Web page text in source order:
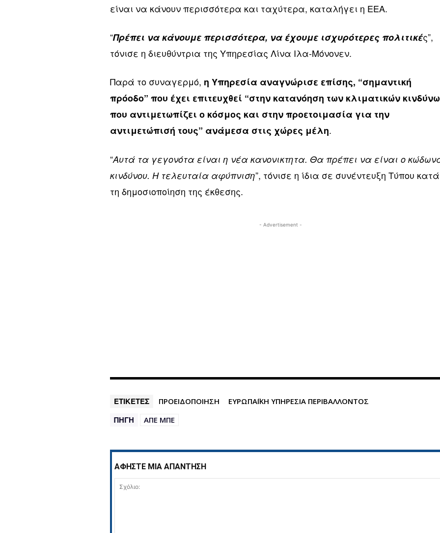
είναι να κάνουν περισσότερα και ταχύτερα, καταλήγει η EEA.
“Πρέπει να κάνουμε περισσότερα, να έχουμε ισχυρότερες πολιτικές”,
τόνισε η διευθύντρια της Υπηρεσίας Λίνα Ιλα-Μόνονεν.
Παρά το συναγερμό, η Υπηρεσία αναγνώρισε επίσης, “σημαντική
πρόοδο” που έχει επιτευχθεί “στην κατανόηση των κλιματικών
που αντιμετωπίζει ο κόσμος και στην προετοιμασία για την
αντιμετώπισή τους” ανάμεσα στις χώρες μέλη.
“Αυτά τα γεγονότα είναι η νέα κανονικτητα. Θα πρέπει να είναι ο
κινδύνου. Η τελευταία αφύπνιση”, τόνισε η ίδια σε συνέντευξη Τύπου κατά
τη δημοσιοποίηση της έκθεσης.
- Advertisement -
ΕΤΙΚΕΤΕΣ ΠΡΟΕΙΔΟΠΟΙΗΣΗ ΕΥΡΩΠΑΪΚΗ ΥΠΗΡΕΣΙΑ ΠΕΡΙΒΑΛΛΟΝΤΟΣ
ΠΗΓΗ ΑΠΕ ΜΠΕ
ΑΦΗΣΤΕ ΜΙΑ ΑΠΑΝΤΗΣΗ